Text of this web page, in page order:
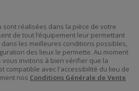
sont réalisées dans la pièce de votre
de tout l’équipement leur permettant
les meilleures conditions possibles,
des lieux le permette. Au moment
vous invitons à bien vérifier que la
compatible avec l'accessibilité du lieu de
nos Conditions Générale de Vente